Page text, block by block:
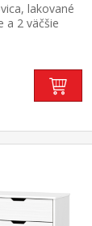
lakované
a 2 väčšie